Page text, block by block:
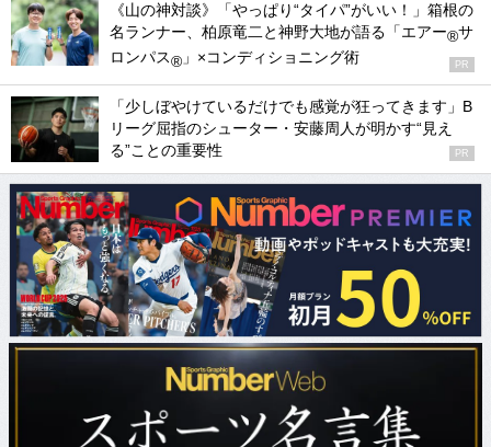
《山の神対談》「やっぱり“タイパ”がいい！」箱根の
名ランナー、柏原竜二と神野大地が語る「エアー®サ
ロンパス® 」×コンディショニング術 PR
「少しぼやけているだけでも感覚が狂ってきます」B
リーグ屈指のシューター・安藤周人が明かす“見え
る”ことの重要性
PR